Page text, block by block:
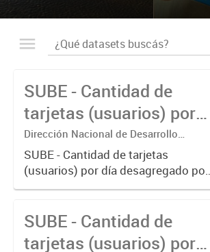
SUBE - Cantidad de
tarjetas (usuarios) por
día.
Dirección Nacional de Desarrollo
Tecnológico - Ministerio de Transporte.
SUBE - Cantidad de tarjetas
(usuarios) por día desagregado por
modo de transporte.
SUBE - Cantidad de
tarjetas (usuarios) por